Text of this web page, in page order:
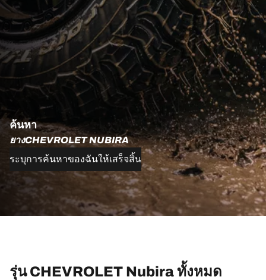
ค้นหา
ยางCHEVROLET NUBIRA
ระบุการค้นหาของฉันให้เสร็จสิ้น
รุ่น CHEVROLET Nubira ทั้งหมด